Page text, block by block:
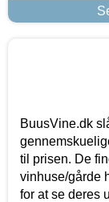
BuusVine.dk
til prisen. De
vinhuse/gårde
for at se deres